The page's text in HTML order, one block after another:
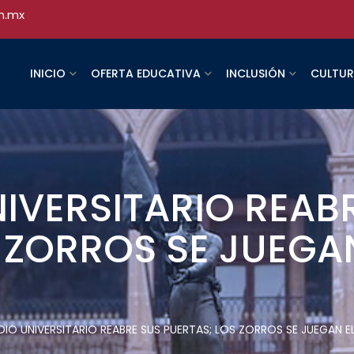
INICIO OFERTA EDUCATIVA INCLUSIÓN
SE
UNIVERSITARIO REABRE SUS PUERTAS; LOS ZORROS SE JUEGAN